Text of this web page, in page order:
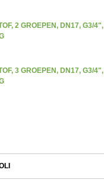
2 GROEPEN, DN17, G3/4",
3 GROEPEN, DN17, G3/4",